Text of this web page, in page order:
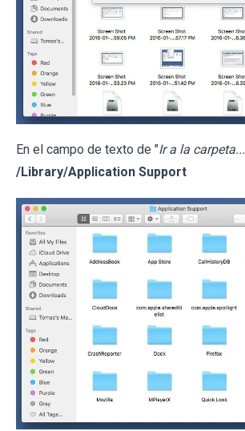
En el campo de texto de "Ir a la carpeta...
/Library/Application Support